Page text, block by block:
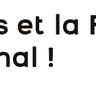
et la
!